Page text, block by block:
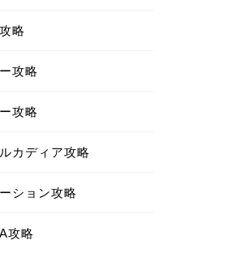
略
攻略
攻略
カディア攻略
ション攻略
攻略